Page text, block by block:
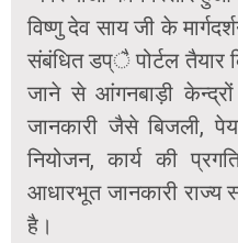
विष्णु देव साय जी के
संबंधित डप्ै पोर्टल तैयार
जाने से आंगनबाड़ी
जानकारी जैसे बिजली,
नियोजन, कार्य की
आधारभूत जानकारी
है।